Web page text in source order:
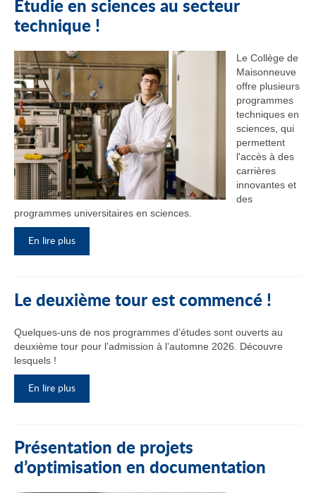
Étudie en sciences au secteur
technique !
Le Collège de
Maisonneuve
offre plusieurs
programmes
techniques en
sciences, qui
permettent
l'accès à des
carrières
innovantes et
des
programmes universitaires en sciences.
En lire plus
Le deuxième tour est commencé !
Quelques-uns de nos programmes d’études sont ouverts au
deuxième tour pour l’admission à l’automne 2026. Découvre
lesquels !
En lire plus
Présentation de projets
d’optimisation en documentation